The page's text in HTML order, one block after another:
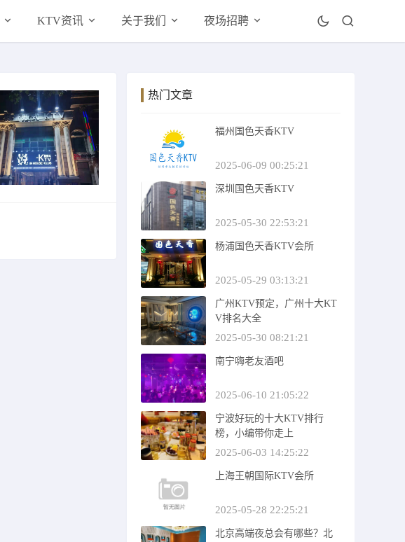
KTV资讯 关于我们 夜场招聘
热门文章
福州国色天香KTV
2025-06-09 00:25:21
深圳国色天香KTV
2025-05-30 22:53:21
杨浦国色天香KTV会所
2025-05-29 03:13:21
广州KTV预定，广州十大KT
V排名大全
2025-05-30 08:21:21
南宁嗨老友酒吧
2025-06-10 21:05:22
宁波好玩的十大KTV排行
榜，小编带你走上
2025-06-03 14:25:22
上海王朝国际KTV会所
2025-05-28 22:25:21
北京高端夜总会有哪些？北